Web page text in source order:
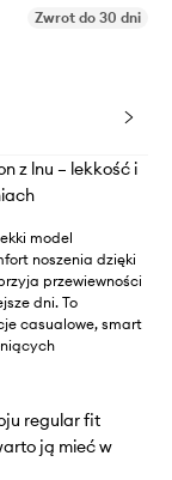
Zwrot do 30 dni
z lnu – lekkość i
model
noszenia dzięki
przewiewności
dni. To
casualowe, smart
regular fit
ją mieć w